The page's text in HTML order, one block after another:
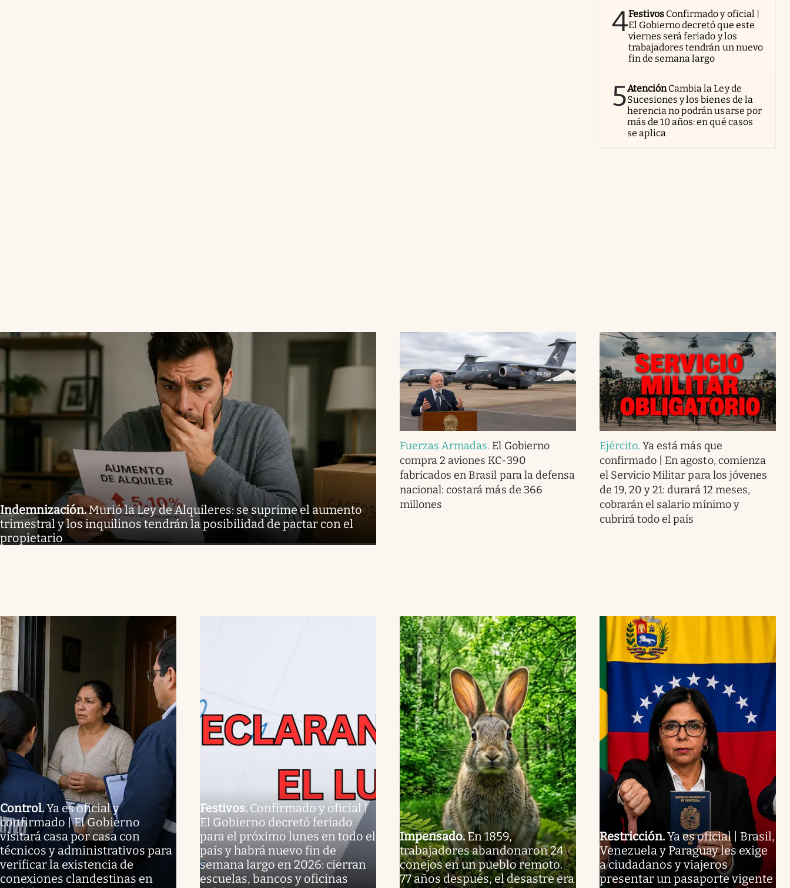
4Festivos Confirmado y oficial |
El Gobierno decretó que este
viernes será feriado y los
trabajadores tendrán un nuevo
fin de semana largo
5AtenciónCambia la Ley de
Sucesiones y los bienes de la
herencia no podrán usarse por
más de 10 años: en qué casos
se aplica
Indemnización.Murió la Ley de Alquileres: se suprime el aumento
trimestral y los inquilinos tendrán la posibilidad de pactar con el
propietario
Fuerzas Armadas. El Gobierno
compra 2 aviones KC-390
fabricados en Brasil para la defensa
nacional: costará más de 366
millones
Ejército.Ya está más que
confirmado | En agosto, comienza
el Servicio Militar para los jóvenes
de 19, 20 y 21: durará 12 meses,
cobrarán el salario mínimo y
cubrirá todo el país
Control.Ya es oficial y
confirmado | El Gobierno
visitará casa por casa con
técnicos y administrativos para
verificar la existencia de
conexiones clandestinas en
Festivos. Confirmado y oficial |
El Gobierno decretó feriado
para el próximo lunes en todo el
país y habrá nuevo fin de
semana largo en 2026: cierran
escuelas, bancos y oficinas
Impensado.En 1859,
trabajadores abandonaron 24
conejos en un pueblo remoto.
77 años después, el desastre era
Restricción.Ya es oficial | Brasil,
Venezuela y Paraguay les exige
a ciudadanos y viajeros
presentar un pasaporte vigente